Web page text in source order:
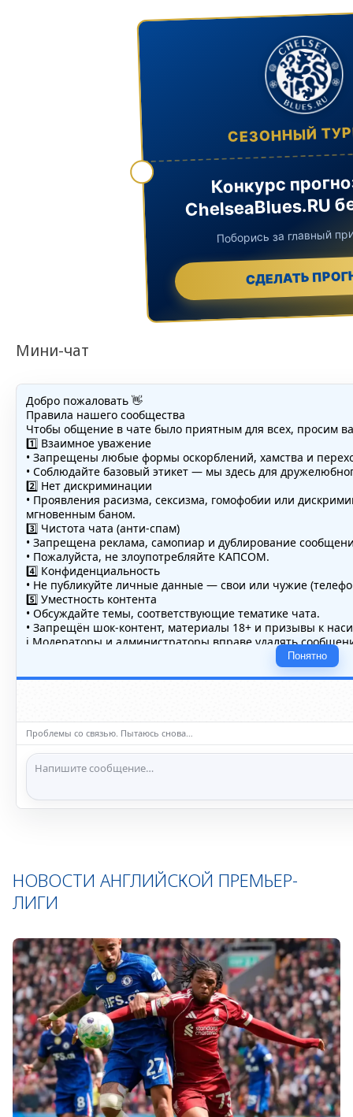
СЕЗОННЫЙ
Конкурс
ChelseaBlues.RU
Поборись за главный
СДЕЛАТЬ
Мини-чат
Добро пожаловать 👋
Правила нашего сообщества
Чтобы общение в чате было приятным для всех, просим
1️⃣ Взаимное уважение
• Запрещены любые формы оскорблений, хамства и
• Соблюдайте базовый этикет — мы здесь для
2️⃣ Нет дискриминации
• Проявления расизма, сексизма, гомофобии или
мгновенным баном.
3️⃣ Чистота чата (анти-спам)
• Запрещена реклама, самопиар и дублирование
• Пожалуйста, не злоупотребляйте КАПСОМ.
4️⃣ Конфиденциальность
• Не публикуйте личные данные — свои или чужие
5️⃣ Уместность контента
• Обсуждайте темы, соответствующие тематике чата.
• Запрещён шок-контент, материалы 18+ и призывы к
ℹ️ Модераторы и администраторы вправе удалять
Понятно
Проблемы со связью. Пытаюсь снова…
НОВОСТИ АНГЛИЙСКОЙ ПРЕМЬЕР-
ЛИГИ